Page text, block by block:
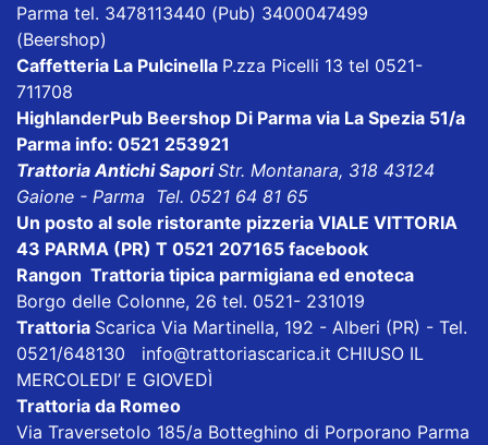
Parma tel. 3478113440 (Pub) 3400047499
(Beershop)
Caffetteria La Pulcinella P.zza Picelli 13 tel 0521-
711708
HighlanderPub Beershop Di Parma via La Spezia 51/a
Parma info: 0521 253921
Trattoria Antichi SaporiStr. Montanara, 318 43124
Gaione - Parma Tel. 0521 64 81 65
Un posto al sole ristorante pizzeria VIALE VITTORIA
43 PARMA (PR) T 0521 207165 facebook
Rangon Trattoria tipica parmigiana ed enoteca
Borgo delle Colonne, 26 tel. 0521- 231019
Trattoria Scarica Via Martinella, 192 - Alberi (PR) - Tel.
0521/648130 info@trattoriascarica.it CHIUSO IL
MERCOLEDI’ E GIOVEDÌ
Trattoria da Romeo
Via Traversetolo 185/a Botteghino di Porporano Parma